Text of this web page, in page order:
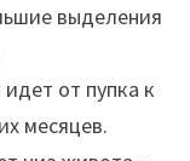
выделения
от пупка к
месяцев.